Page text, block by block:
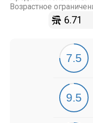
Возрастное
6.71